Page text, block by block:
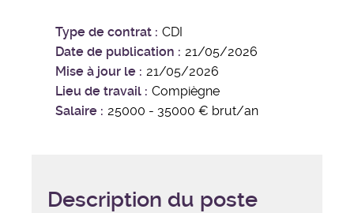
Type de contrat
CDI
Date de publication
21/05/2026
Mise à jour le
21/05/2026
Lieu de travail
Compiègne
Salaire
25000 - 35000 € brut/an
Description du poste